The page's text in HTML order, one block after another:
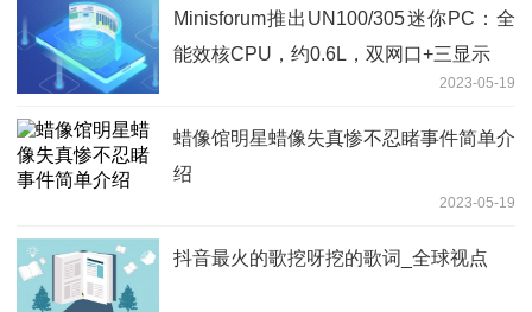
Minisforum推出UN100/305迷你PC：全
能效核CPU，约0.6L，双网口+三显示
2023-05-19
蜡像馆明星蜡像失真惨不忍睹事件简单介
绍
2023-05-19
抖音最火的歌挖呀挖的歌词_全球视点